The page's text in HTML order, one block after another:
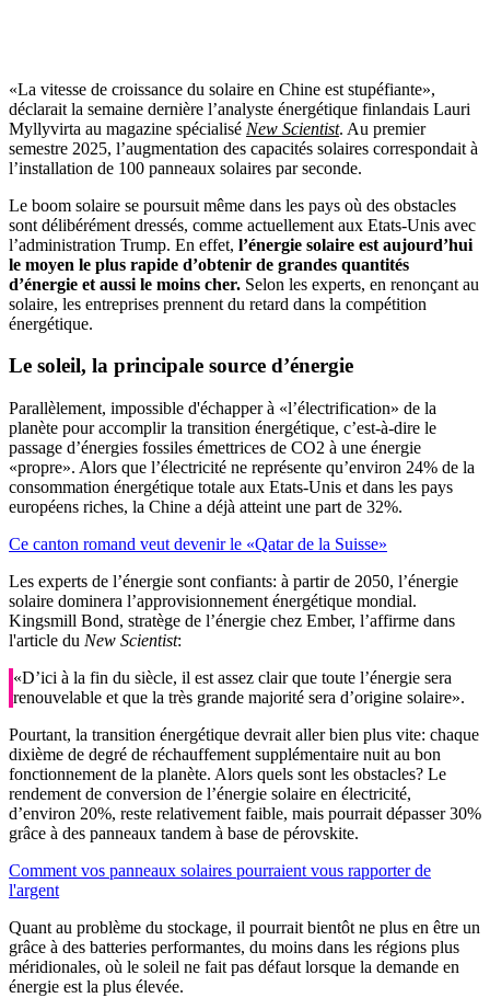
«La vitesse de croissance du solaire en Chine est stupéfiante»,
déclarait la semaine dernière l’analyste énergétique finlandais Lauri
Myllyvirta au magazine spécialisé New Scientist. Au premier
semestre 2025, l’augmentation des capacités solaires correspondait à
l’installation de 100 panneaux solaires par seconde.
Le boom solaire se poursuit même dans les pays où des obstacles
sont délibérément dressés, comme actuellement aux Etats-Unis avec
l’administration Trump. En effet, l’énergie solaire est aujourd’hui
le moyen le plus rapide d’obtenir de grandes quantités
d’énergie et aussi le moins cher. Selon les experts, en renonçant au
solaire, les entreprises prennent du retard dans la compétition
énergétique.
Le soleil, la principale source d’énergie
Parallèlement, impossible d'échapper à «l’électrification» de la
planète pour accomplir la transition énergétique, c’est-à-dire le
passage d’énergies fossiles émettrices de CO2 à une énergie
«propre». Alors que l’électricité ne représente qu’environ 24% de la
consommation énergétique totale aux Etats-Unis et dans les pays
européens riches, la Chine a déjà atteint une part de 32%.
Ce canton romand veut devenir le «Qatar de la Suisse»
Les experts de l’énergie sont confiants: à partir de 2050, l’énergie
solaire dominera l’approvisionnement énergétique mondial.
Kingsmill Bond, stratège de l’énergie chez Ember, l’affirme dans
l'article du New Scientist:
«D’ici à la fin du siècle, il est assez clair que toute l’énergie sera
renouvelable et que la très grande majorité sera d’origine solaire».
Pourtant, la transition énergétique devrait aller bien plus vite: chaque
dixième de degré de réchauffement supplémentaire nuit au bon
fonctionnement de la planète. Alors quels sont les obstacles? Le
rendement de conversion de l’énergie solaire en électricité,
d’environ 20%, reste relativement faible, mais pourrait dépasser 30%
grâce à des panneaux tandem à base de pérovskite.
Comment vos panneaux solaires pourraient vous rapporter de
l'argent
Quant au problème du stockage, il pourrait bientôt ne plus en être un
grâce à des batteries performantes, du moins dans les régions plus
méridionales, où le soleil ne fait pas défaut lorsque la demande en
énergie est la plus élevée.